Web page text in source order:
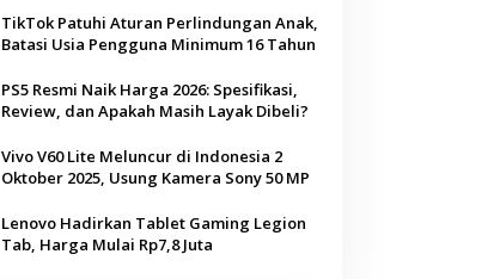
TikTok Patuhi Aturan Perlindungan Anak,
Batasi Usia Pengguna Minimum 16 Tahun
PS5 Resmi Naik Harga 2026: Spesifikasi,
Review, dan Apakah Masih Layak Dibeli?
Vivo V60 Lite Meluncur di Indonesia 2
Oktober 2025, Usung Kamera Sony 50 MP
Lenovo Hadirkan Tablet Gaming Legion
Tab, Harga Mulai Rp7,8 Juta